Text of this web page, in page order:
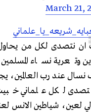
March 21,
نتصدى لكل من
وتعرية نساء
عند رب العالمين،
لكل علماني
لعين، شياطين الانس